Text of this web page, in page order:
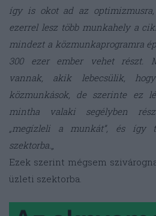
így is okot ad az
ezerrel lesz több munkahely a
mindezt a közmunkaprogramra
300 ezer ember vehet részt.
vannak, akik lebecsülik,
közmunkások, de szerinte ez
mintha valaki segélyben
„megízleli a munkát”, és így
szektorba.
Ezek szerint mégsem
üzleti szektorba.